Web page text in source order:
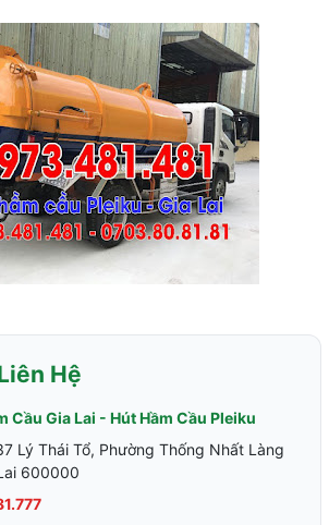
Hệ
Cầu Gia Lai - Hút Hầm Cầu Pleiku
Lý Thái Tổ, Phường Thống Nhất Làng
600000